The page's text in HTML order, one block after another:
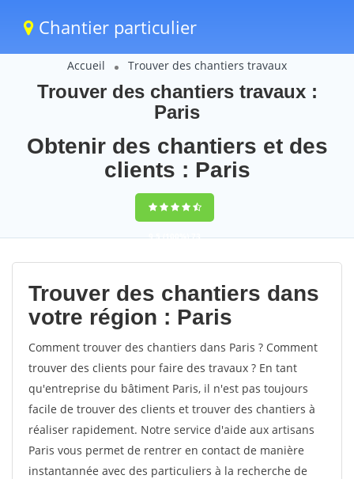
Chantier particulier
Accueil Trouver des chantiers travaux
Trouver des chantiers travaux :
Paris
Obtenir des chantiers et des
clients : Paris
9,5(100%)73
votes
Trouver des chantiers dans
votre région : Paris
Comment trouver des chantiers dans Paris ? Comment
trouver des clients pour faire des travaux ? En tant
qu'entreprise du bâtiment Paris, il n'est pas toujours
facile de trouver des clients et trouver des chantiers à
réaliser rapidement. Notre service d'aide aux artisans
Paris vous permet de rentrer en contact de manière
instantannée avec des particuliers à la recherche de